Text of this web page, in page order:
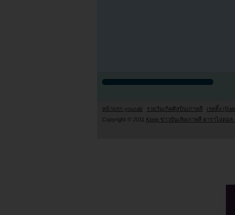
หน้าแรก youzab รวมวันเกิดศิลปินเกาหลี เรตติ้ง
Copyright © 2011
Kpop ข่าวบันเทิงเกาหลี ดาราไอด